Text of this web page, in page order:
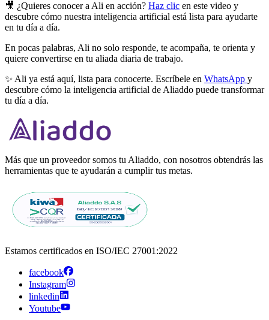
🎥 ¿Quieres conocer a Ali en acción? Haz clic en este video y
descubre cómo nuestra inteligencia artificial está lista para ayudarte
en tu día a día.
En pocas palabras, Ali no solo responde, te acompaña, te orienta y
quiere convertirse en tu aliada diaria de trabajo.
✨ Ali ya está aquí, lista para conocerte. Escríbele en WhatsApp y
descubre cómo la inteligencia artificial de Aliaddo puede transformar
tu día a día.
Más que un proveedor somos tu Aliaddo, con nosotros obtendrás las
herramientas que te ayudarán a cumplir tus metas.
Estamos certificados en ISO/IEC 27001:2022
facebook
Instagram
linkedin
Youtube